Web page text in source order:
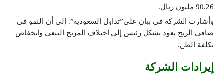
90.26 مليون ريال.
وأشارت الشركة في بيان على”تداول السعودية”. إلى أن النمو في
صافي الربح يعود بشكل رئيس إلى اختلاف المزيج البيعي وانخفاض
تكلفة الطن.
إيرادات الشركة